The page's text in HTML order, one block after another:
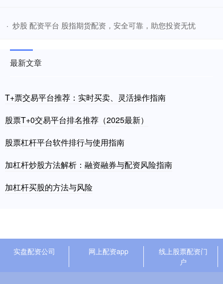
· ​炒股 配资平台 股指期货配资，安全可靠，助您投资无忧
最新文章
T+票交易平台推荐：实时买卖、灵活操作指南
股票T+0交易平台排名推荐（2025最新）
股票杠杆平台软件排行与使用指南
加杠杆炒股方法解析：融资融券与配资风险指南
加杠杆买股的方法与风险
实盘配资公司 网上配资app
线上股票配资门
户